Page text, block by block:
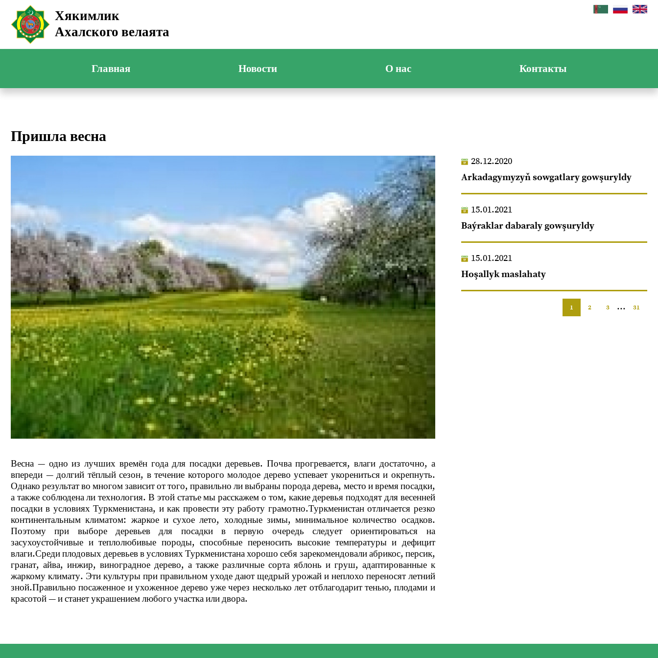
Хякимлик
Ахалского велаята
Главная Новости О нас Контакты
Пришла весна
Весна — одно из лучших времён года для посадки деревьев. Почва прогревается, влаги достаточно, а
впереди — долгий тёплый сезон, в течение которого молодое дерево успевает укорениться и окрепнуть.
Однако результат во многом зависит от того, правильно ли выбраны порода дерева, место и время посадки,
а также соблюдена ли технология. В этой статье мы расскажем о том, какие деревья подходят для весенней
посадки в условиях Туркменистана, и как провести эту работу грамотно.Туркменистан отличается резко
континентальным климатом: жаркое и сухое лето, холодные зимы, минимальное количество осадков.
Поэтому при выборе деревьев для посадки в первую очередь следует ориентироваться на
засухоустойчивые и теплолюбивые породы, способные переносить высокие температуры и дефицит
влаги.Среди плодовых деревьев в условиях Туркменистана хорошо себя зарекомендовали абрикос, персик,
гранат, айва, инжир, виноградное дерево, а также различные сорта яблонь и груш, адаптированные к
жаркому климату. Эти культуры при правильном уходе дают щедрый урожай и неплохо переносят летний
зной.Правильно посаженное и ухоженное дерево уже через несколько лет отблагодарит тенью, плодами и
красотой — и станет украшением любого участка или двора.
28.12.2020
Arkadagymyzyň sowgatlary gowşuryldy
15.01.2021
Baýraklar dabaraly gowşuryldy
15.01.2021
Hoşallyk maslahaty
1 2 3 ... 31